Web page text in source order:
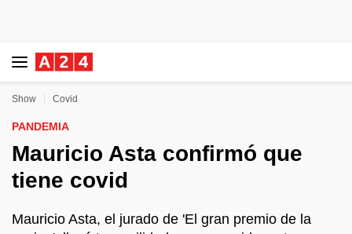
Show Covid
PANDEMIA
Mauricio Asta confirmó que
tiene covid
Mauricio Asta, el jurado de 'El gran premio de la